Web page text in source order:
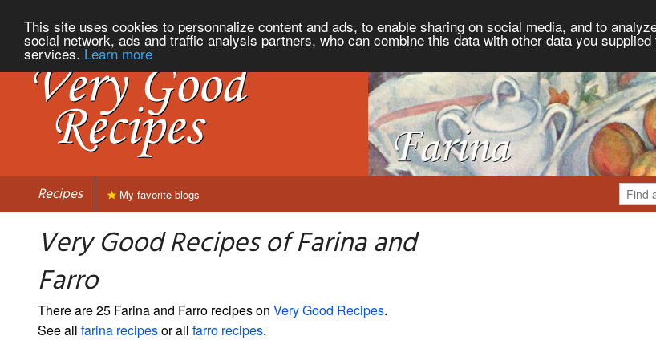
This site uses cookies to personnalize content and ads, to enable sharing on social media, and to
social network, ads and traffic analysis partners, who can combine this data with other data you
services. Learn more
Recipes My favorite blogs
Very Good Recipes of Farina and
Farro
There are 25 Farina and Farro recipes on Very Good Recipes.
See all farina recipesor all farro recipes.